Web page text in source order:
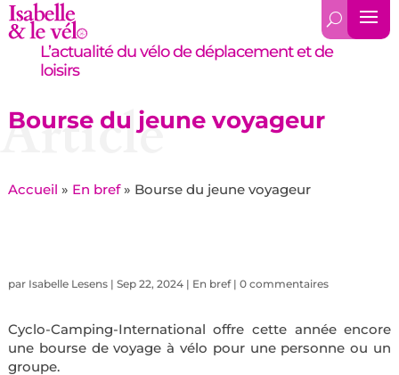
L’actualité du vélo de déplacement et de
loisirs
Bourse du jeune voyageur
Article
Accueil » En bref» Bourse du jeune voyageur
par Isabelle Lesens| Sep 22, 2024| En bref| 0 commentaires
Cyclo-Camping-International offre cette année encore
une bourse de voyage à vélo pour une personne ou un
groupe.